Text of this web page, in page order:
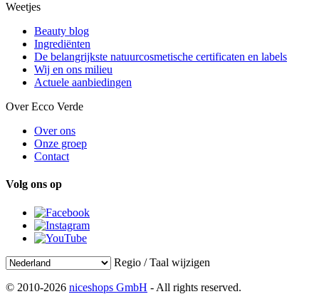
Weetjes
Beauty blog
Ingrediënten
De belangrijkste natuurcosmetische certificaten en labels
Wij en ons milieu
Actuele aanbiedingen
Over Ecco Verde
Over ons
Onze groep
Contact
Volg ons op
Regio / Taal wijzigen
© 2010-2026 niceshops GmbH - All rights reserved.